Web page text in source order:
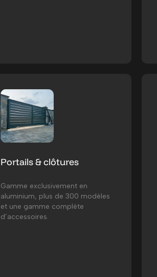
Portails & clôtures
Gamme exclusivement en
aluminium, plus de 300 modèles
et une gamme complète
d’accessoires.